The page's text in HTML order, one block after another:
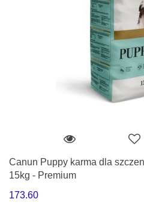
Canun Puppy karma dla
15kg - Premium
173.60